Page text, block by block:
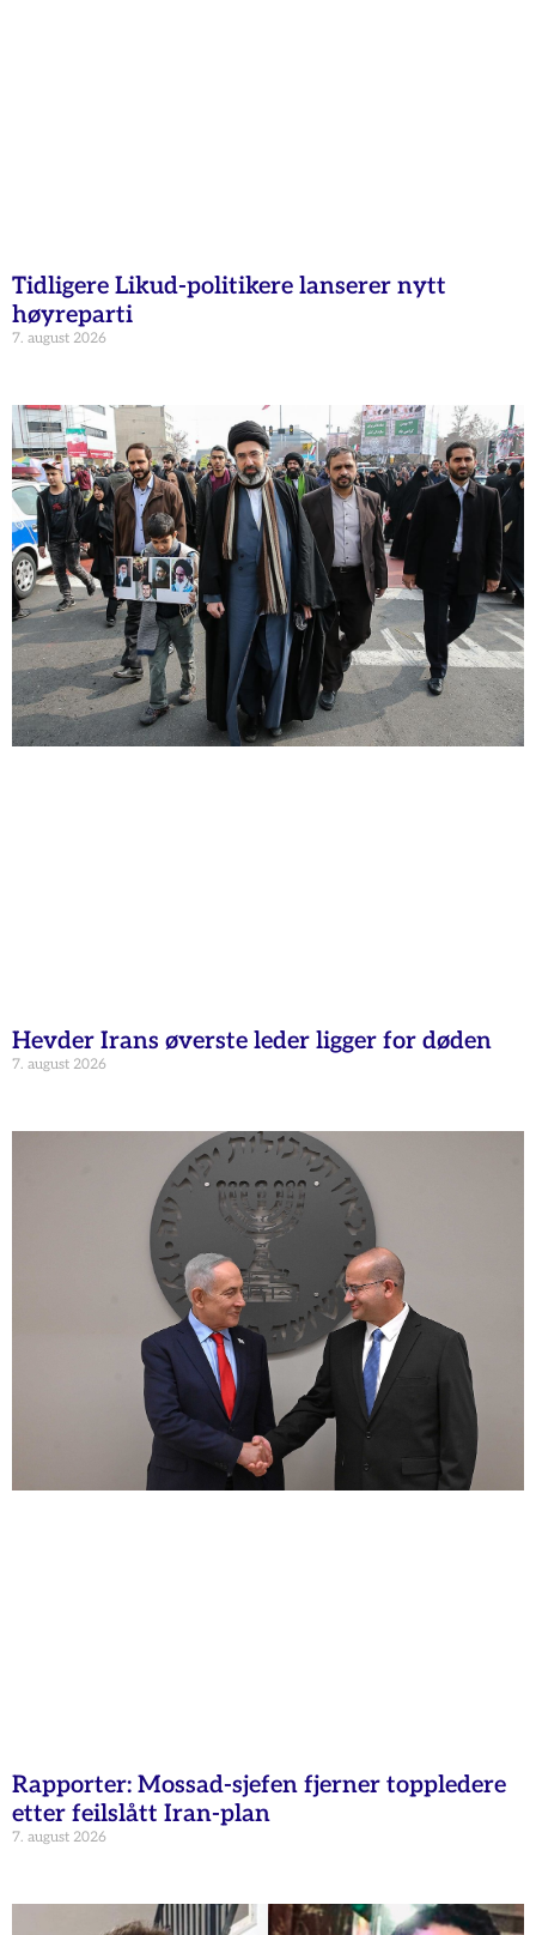
Tidligere Likud-politikere lanserer nytt
høyreparti
7. august 2026
Hevder Irans øverste leder ligger for døden
7. august 2026
Rapporter: Mossad-sjefen fjerner toppledere
etter feilslått Iran-plan
7. august 2026